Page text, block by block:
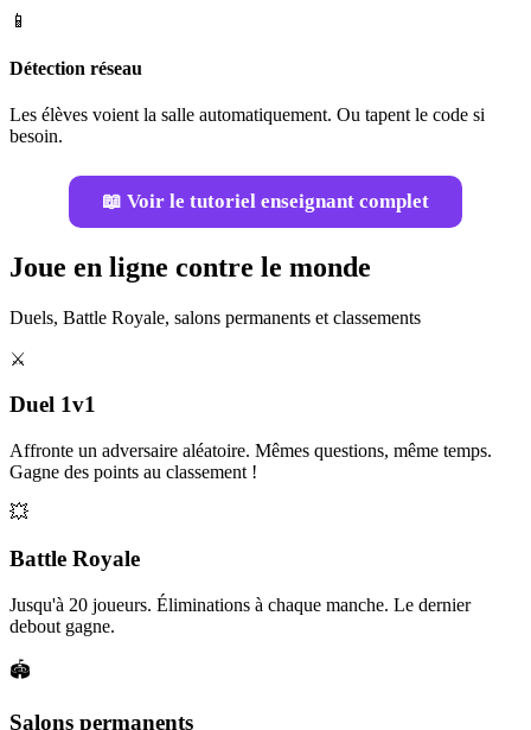
📱
Détection réseau
Les élèves voient la salle automatiquement. Ou tapent le code si
besoin.
📖 Voir le tutoriel enseignant complet
Joue en ligne contre le monde
Duels, Battle Royale, salons permanents et classements
⚔️
Duel 1v1
Affronte un adversaire aléatoire. Mêmes questions, même temps.
Gagne des points au classement !
💥
Battle Royale
Jusqu'à 20 joueurs. Éliminations à chaque manche. Le dernier
debout gagne.
🏟️
Salons permanents